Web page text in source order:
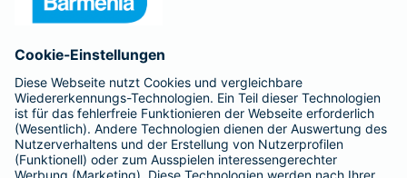
Barmenia ist Teil der BarmeniaGothaer
BELIEBTE SEITEN
Kranken-Zusatzversicherung
Tierversicherungen
Haftpflichtversicherung